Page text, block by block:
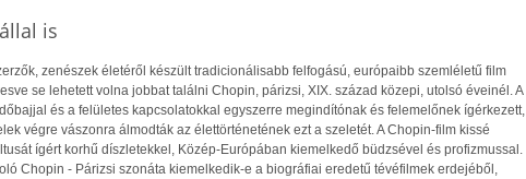
is
zenészek életéről készült tradicionálisabb felfogású, európaibb szemléletű film
se lehetett volna jobbat találni Chopin, párizsi, XIX. század közepi, utolsó éveinél. A
és a felületes kapcsolatokkal egyszerre megindítónak és felemelőnek ígérkezett,
végre vászonra álmodták az élettörténetének ezt a szeletét. A Chopin-film kissé
ígért korhű díszletekkel, Közép-Európában kiemelkedő büdzsével és profizmussal.
Chopin - Párizsi szonáta kiemelkedik-e a biográfiai eredetű tévéfilmek erdejéből,